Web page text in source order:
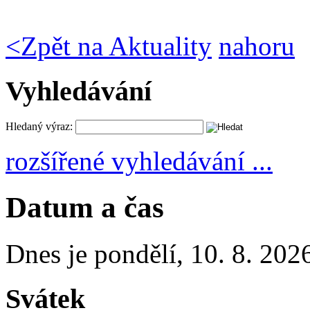
<Zpět na Aktuality nahoru
Vyhledávání
Hledaný výraz:
rozšířené vyhledávání ...
Datum a čas
Dnes je pondělí, 10. 8.
Svátek